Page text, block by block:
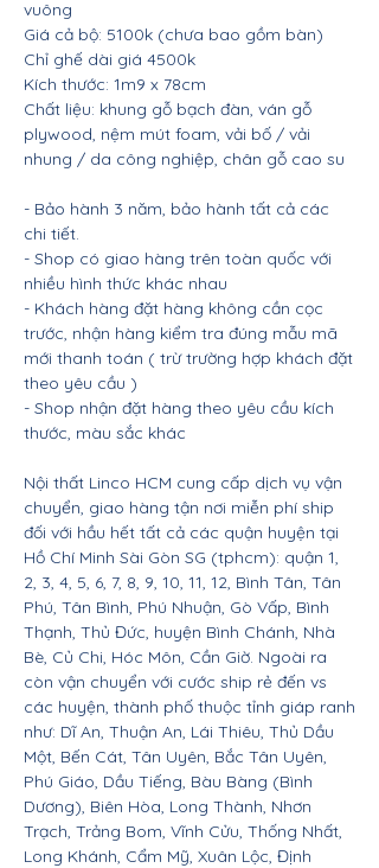
vuông
Giá cả bộ: 5100k (chưa bao gồm bàn)
Chỉ ghế dài giá 4500k
Kích thước: 1m9 x 78cm
Chất liệu: khung gỗ bạch đàn, ván gỗ
plywood, nệm mút foam, vải bố / vải
nhung / da công nghiệp, chân gỗ cao su
- Bảo hành 3 năm, bảo hành tất cả các
chi tiết.
- Shop có giao hàng trên toàn quốc với
nhiều hình thức khác nhau
- Khách hàng đặt hàng không cần cọc
trước, nhận hàng kiểm tra đúng mẫu mã
mới thanh toán ( trừ trường hợp khách đặt
theo yêu cầu )
- Shop nhận đặt hàng theo yêu cầu kích
thước, màu sắc khác
Nội thất Linco HCM cung cấp dịch vụ vận
chuyển, giao hàng tận nơi miễn phí ship
đối với hầu hết tất cả các quận huyện tại
Hồ Chí Minh Sài Gòn SG (tphcm): quận 1,
2, 3, 4, 5, 6, 7, 8, 9, 10, 11, 12, Bình Tân, Tân
Phú, Tân Bình, Phú Nhuận, Gò Vấp, Bình
Thạnh, Thủ Đức, huyện Bình Chánh, Nhà
Bè, Củ Chi, Hóc Môn, Cần Giờ. Ngoài ra
còn vận chuyển với cước ship rẻ đến vs
các huyện, thành phố thuộc tỉnh giáp ranh
như: Dĩ An, Thuận An, Lái Thiêu, Thủ Dầu
Một, Bến Cát, Tân Uyên, Bắc Tân Uyên,
Phú Giáo, Dầu Tiếng, Bàu Bàng (Bình
Dương), Biên Hòa, Long Thành, Nhơn
Trạch, Trảng Bom, Vĩnh Cửu, Thống Nhất,
Long Khánh, Cẩm Mỹ, Xuân Lộc, Định